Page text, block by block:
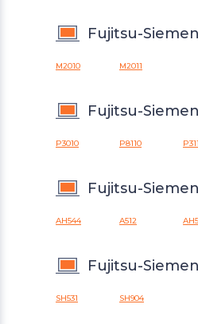
Fujitsu-
M2010 M2011
Fujitsu-
P3010 P8110
Fujitsu-
AH544 A512
Fujitsu-
SH531 SH904